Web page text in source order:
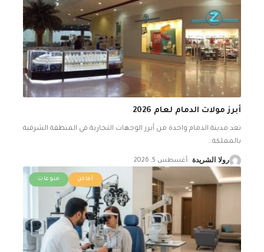
أبرز مولات الدمام لعام 2026
تعد مدينة الدمام واحدة من أبرز الوجهات التجارية في المنطقة الشرقية
بالمملكة…
رولا الشريدة أغسطس 5, 2026
أماكن منوعات